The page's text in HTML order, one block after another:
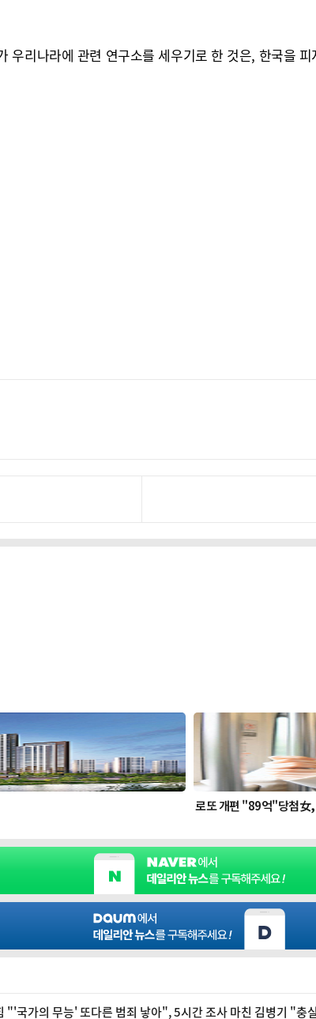
우리나라에 관련 연구소를 세우기로 한 것은, 한국을
국가의 무능' 또다른 범죄 낳아", 5시간 조사 마친 김병기 "